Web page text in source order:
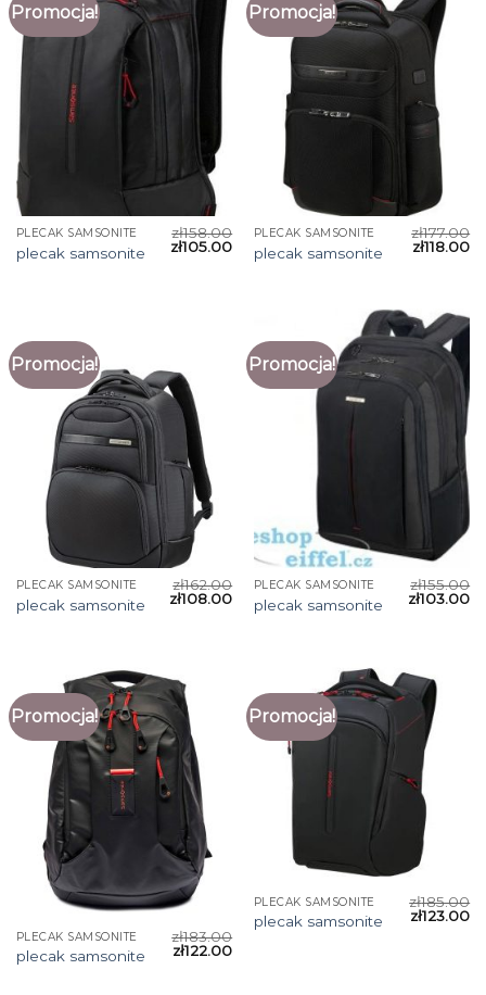
Promocja!
PLECAK SAMSONITE
plecak samsonite
zł158.00
zł105.00
Promocja!
PLECAK SAMSONITE
plecak samsonite
zł177.00
zł118.00
Promocja!
PLECAK SAMSONITE
plecak samsonite
zł162.00
zł108.00
Promocja!
PLECAK SAMSONITE
plecak samsonite
zł155.00
zł103.00
Promocja!
PLECAK SAMSONITE
plecak samsonite
zł183.00
zł122.00
Promocja!
PLECAK SAMSONITE
plecak samsonite
zł185.00
zł123.00